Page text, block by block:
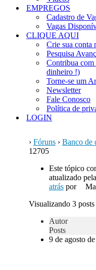
EMPREGOS
Cadastro de
Vagas
CLIQUE AQUI
Crie sua conta
Pesquisa
Contribua
dinheiro !)
Torne-se um
Newsletter
Fale Conosco
Política de
LOGIN
› Fóruns › Banco de
12705
Este tópico
atualizado
atráspor
Visualizando 3
Autor
Posts
9 de agosto